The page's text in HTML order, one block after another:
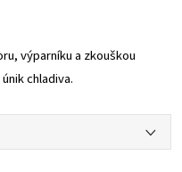
výparníku a zkouškou
chladiva.